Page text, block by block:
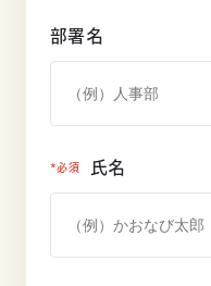
部署名
*必須 氏名